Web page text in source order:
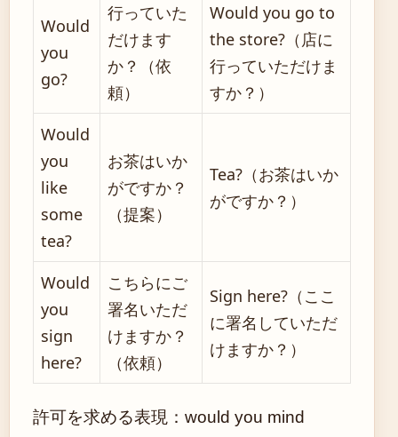
Would
you
go?
行っていた
だけます
か？（依
頼）
Would you go to
the store?（店に
行っていただけま
すか？）
Would
you
like
some
tea?
お茶はいか
がですか？
（提案）
Tea?（お茶はいか
がですか？）
Would
you
sign
here?
こちらにご
署名いただ
けますか？
（依頼）
Sign here?（ここ
に署名していただ
けますか？）
許可を求める表現：would you mind